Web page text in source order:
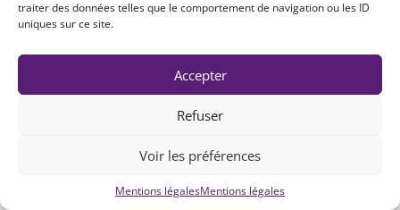
traiter des données telles que le comportement de navigation ou les ID
uniques sur ce site.
Accepter
Refuser
Voir les préférences
Mentions légalesMentions légales